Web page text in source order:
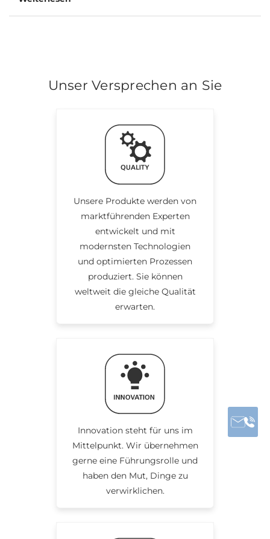
Unser Versprechen an Sie
Unsere Produkte werden von
marktführenden Experten
entwickelt und mit
modernsten Technologien
und optimierten Prozessen
produziert. Sie können
weltweit die gleiche Qualität
erwarten.
Innovation steht für uns im
Mittelpunkt. Wir übernehmen
gerne eine Führungsrolle und
haben den Mut, Dinge zu
verwirklichen.